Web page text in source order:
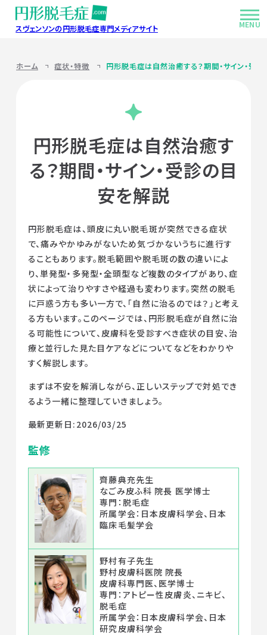
スヴェンソンの円形脱毛症専門メディアサイト MENU
症状・特徴
生活の知恵と工夫
Q&Aよくあるお悩み
ハンドブックご利用病院
このサイトについて
監修ドクターからのメッセージ
ホーム 症状・特徴 円形脱毛症は自然治癒する？期間・サイン・受
円形脱毛症は自然治癒す
る？期間・サイン・受診の目
安を解説
円形脱毛症は、頭皮に丸い脱毛斑が突然できる症状
で、痛みやかゆみがないため気づかないうちに進行す
ることもあります。脱毛範囲や脱毛斑の数の違いによ
り、単発型・多発型・全頭型など複数のタイプがあり、症
状によって治りやすさや経過も変わります。突然の脱毛
に戸惑う方も多い一方で、「自然に治るのでは？」と考え
る方もいます。このページでは、円形脱毛症が自然に治
る可能性について、皮膚科を受診すべき症状の目安、治
療と並行した見た目ケアなどについてなどをわかりや
すく解説します。
まずは不安を解消しながら、正しいステップで対処でき
るよう一緒に整理していきましょう。
最新更新日:2026/03/25
監修
齊藤典充先生
なごみ皮ふ科 院長 医学博士
専門：脱毛症
所属学会：日本皮膚科学会、日本
臨床毛髪学会
野村有子先生
野村皮膚科医院 院長
皮膚科専門医、医学博士
専門：アトピー性皮膚炎、ニキビ、
脱毛症
所属学会：日本皮膚科学会、日本
研究皮膚科学会